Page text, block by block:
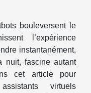
bouleversent le
l’expérience
instantanément,
fascine autant
cet article pour
virtuels